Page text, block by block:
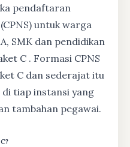
pendaftaran
untuk warga
SMK dan pendidikan
C . Formasi CPNS
C dan sederajat itu
di tiap instansi yang
tambahan pegawai.